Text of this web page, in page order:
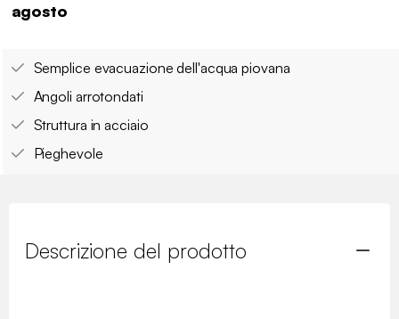
agosto
Semplice evacuazione dell'acqua piovana
Angoli arrotondati
Struttura in acciaio
Pieghevole
Descrizione del prodotto